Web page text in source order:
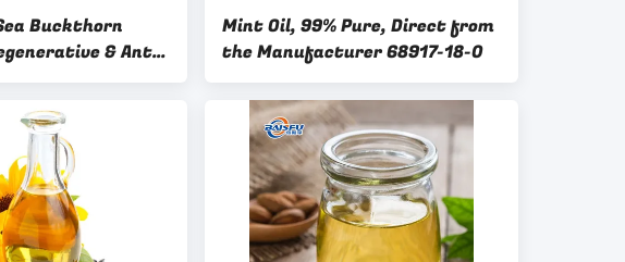
Buckthorn
& Anti-
- For
Serums and
Mint Oil, 99% Pure, Direct from
the Manufacturer 68917-18-0